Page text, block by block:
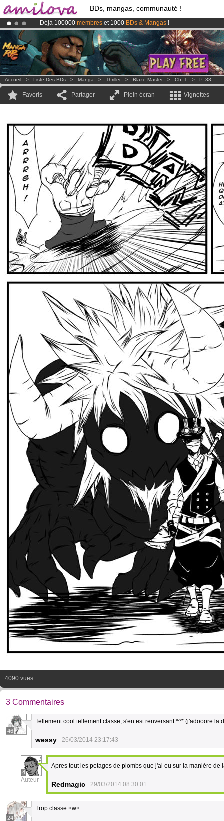
BDs, mangas, communauté !
Déjà 100000 membres et 1000 BDs & Mangas !
LeKickstarter Amilova est désormais lancé!.
Abonnement premium: à partir de
3.95 eurospar mois !Clique ici
Accueil > Liste Des BDs > Manga > Thriller > Blaze Master > Ch. 1 > P. 33
Favoris Partager Plein écran Vignettes
4090 vues
3 Commentaires
46
Tellement cool tellement classe, s'en est renversant *^* (j'adooore la
wessy 26/03/2014 23:17:43
4
Auteur
Apres tout les petages de plombs que j'ai eu sur la manière
Redmagic 29/03/2014 08:30:01
24
Trop classe ¤w¤